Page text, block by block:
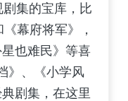
集的宝库，比
幕府将军》，
也难民》等喜
》、《小学风
剧集，在这里